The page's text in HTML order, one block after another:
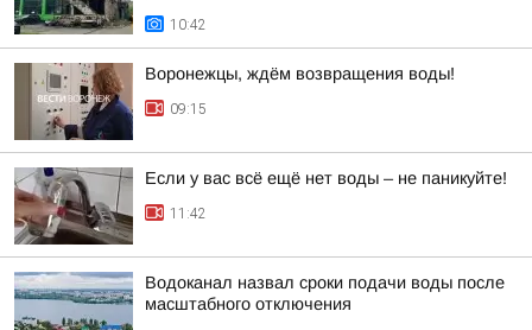
10:42
Воронежцы, ждём возвращения воды!
09:15
Если у вас всё ещё нет воды – не паникуйте!
11:42
Водоканал назвал сроки подачи воды после
масштабного отключения